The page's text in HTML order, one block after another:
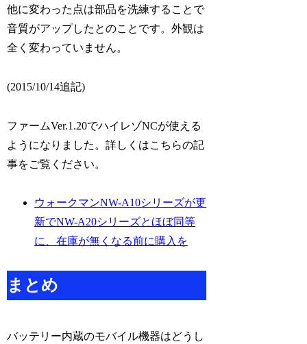
他に変わった点は部品を洗練することで
音質がアップしたとのことです。外観は
全く変わっていません。
(2015/10/14追記)
ファームVer.1.20でハイレゾNCが使える
ようになりました。詳しくはこちらの記
事をご覧ください。
ウォークマンNW-A10シリーズが更
新でNW-A20シリーズとほぼ同等
に、在庫が無くなる前に購入を
まとめ
バッテリー内蔵のモバイル機器はどうし